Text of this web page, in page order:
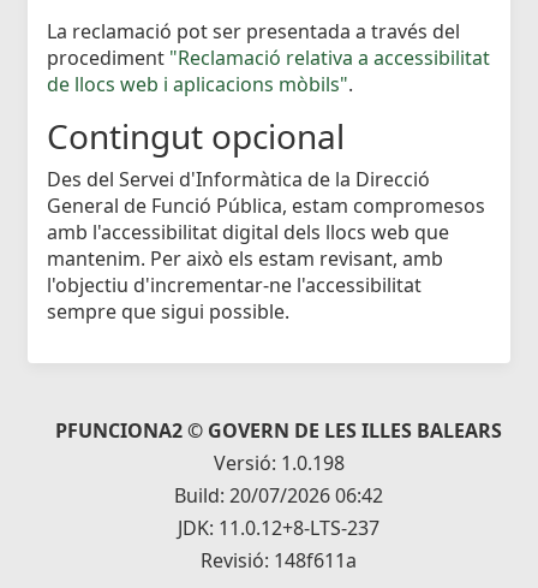
La reclamació pot ser presentada a través del
procediment "Reclamació relativa a accessibilitat
de llocs web i aplicacions mòbils".
Contingut opcional
Des del Servei d'Informàtica de la Direcció
General de Funció Pública, estam compromesos
amb l'accessibilitat digital dels llocs web que
mantenim. Per això els estam revisant, amb
l'objectiu d'incrementar-ne l'accessibilitat
sempre que sigui possible.
PFUNCIONA2 © GOVERN DE LES ILLES BALEARS
Versió: 1.0.198
Build: 20/07/2026 06:42
JDK: 11.0.12+8-LTS-237
Revisió: 148f611a